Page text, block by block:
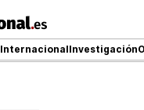
InternacionalInvestigación